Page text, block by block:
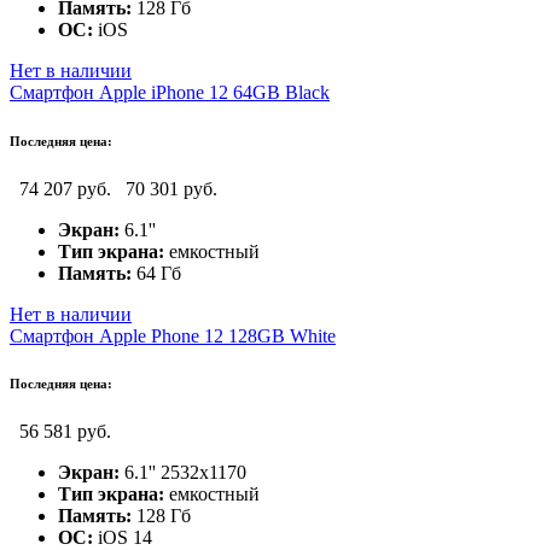
Память: 128 Гб
ОС: iOS
Нет в наличии
Смартфон Apple iPhone 12 64GB Black
Последняя цена:
74 207 руб.
70 301 руб.
Экран: 6.1''
Тип экрана: емкостный
Память: 64 Гб
Нет в наличии
Смартфон Apple Phone 12 128GB White
Последняя цена:
56 581 руб.
Экран: 6.1'' 2532x1170
Тип экрана: емкостный
Память: 128 Гб
ОС: iOS 14